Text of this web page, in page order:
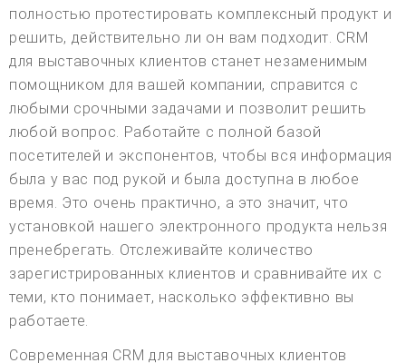
полностью протестировать комплексный продукт и
решить, действительно ли он вам подходит. CRM
для выставочных клиентов станет незаменимым
помощником для вашей компании, справится с
любыми срочными задачами и позволит решить
любой вопрос. Работайте с полной базой
посетителей и экспонентов, чтобы вся информация
была у вас под рукой и была доступна в любое
время. Это очень практично, а это значит, что
установкой нашего электронного продукта нельзя
пренебрегать. Отслеживайте количество
зарегистрированных клиентов и сравнивайте их с
теми, кто понимает, насколько эффективно вы
работаете.
Современная CRM для выставочных клиентов